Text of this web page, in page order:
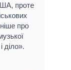
проте
про
діло».